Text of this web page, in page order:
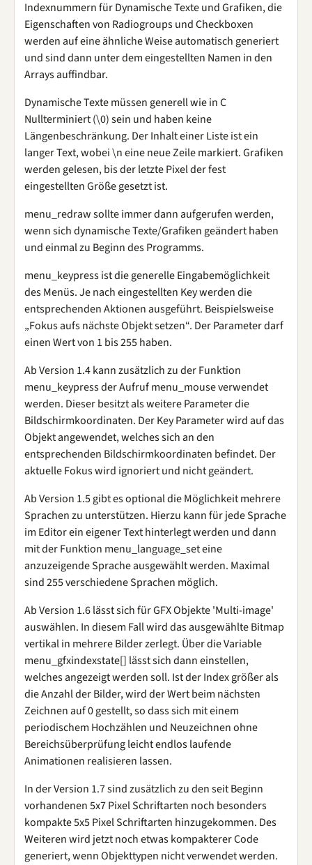
Indexnummern für Dynamische Texte und Grafiken, die
Eigenschaften von Radiogroups und Checkboxen
werden auf eine ähnliche Weise automatisch generiert
und sind dann unter dem eingestellten Namen in den
Arrays auffindbar.
Dynamische Texte müssen generell wie in C
Nullterminiert (\0) sein und haben keine
Längenbeschränkung. Der Inhalt einer Liste ist ein
langer Text, wobei \n eine neue Zeile markiert. Grafiken
werden gelesen, bis der letzte Pixel der fest
eingestellten Größe gesetzt ist.
menu_redraw sollte immer dann aufgerufen werden,
wenn sich dynamische Texte/Grafiken geändert haben
und einmal zu Beginn des Programms.
menu_keypress ist die generelle Eingabemöglichkeit
des Menüs. Je nach eingestellten Key werden die
entsprechenden Aktionen ausgeführt. Beispielsweise
„Fokus aufs nächste Objekt setzen“. Der Parameter darf
einen Wert von 1 bis 255 haben.
Ab Version 1.4 kann zusätzlich zu der Funktion
menu_keypress der Aufruf menu_mouse verwendet
werden. Dieser besitzt als weitere Parameter die
Bildschirmkoordinaten. Der Key Parameter wird auf das
Objekt angewendet, welches sich an den
entsprechenden Bildschirmkoordinaten befindet. Der
aktuelle Fokus wird ignoriert und nicht geändert.
Ab Version 1.5 gibt es optional die Möglichkeit mehrere
Sprachen zu unterstützen. Hierzu kann für jede Sprache
im Editor ein eigener Text hinterlegt werden und dann
mit der Funktion menu_language_set eine
anzuzeigende Sprache ausgewählt werden. Maximal
sind 255 verschiedene Sprachen möglich.
Ab Version 1.6 lässt sich für GFX Objekte 'Multi-image'
auswählen. In diesem Fall wird das ausgewählte Bitmap
vertikal in mehrere Bilder zerlegt. Über die Variable
menu_gfxindexstate[] lässt sich dann einstellen,
welches angezeigt werden soll. Ist der Index größer als
die Anzahl der Bilder, wird der Wert beim nächsten
Zeichnen auf 0 gestellt, so dass sich mit einem
periodischem Hochzählen und Neuzeichnen ohne
Bereichsüberprüfung leicht endlos laufende
Animationen realisieren lassen.
In der Version 1.7 sind zusätzlich zu den seit Beginn
vorhandenen 5x7 Pixel Schriftarten noch besonders
kompakte 5x5 Pixel Schriftarten hinzugekommen. Des
Weiteren wird jetzt noch etwas kompakterer Code
generiert, wenn Objekttypen nicht verwendet werden.